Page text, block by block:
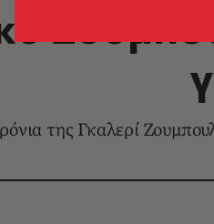
της Γκαλερί